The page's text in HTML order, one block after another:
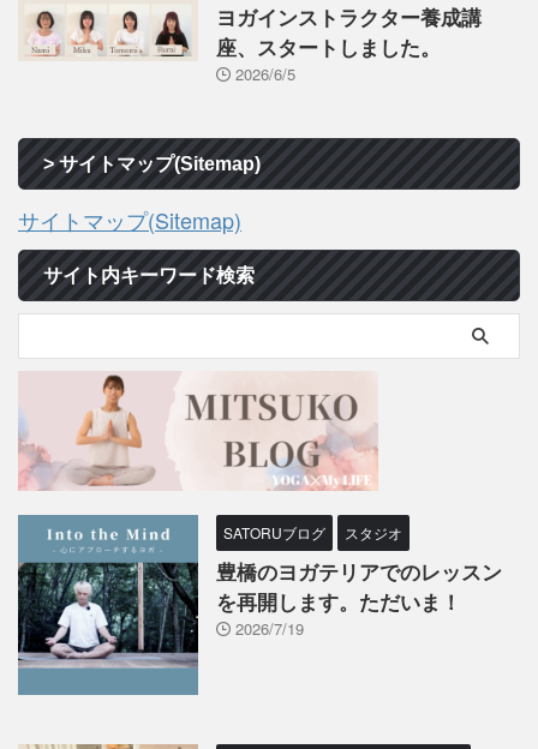
ヨガインストラクター養成講
座、スタートしました。
2026/6/5
> サイトマップ(Sitemap)
サイトマップ(Sitemap)
サイト内キーワード検索
SATORUブログ スタジオ
豊橋のヨガテリアでのレッスン
を再開します。ただいま！
2026/7/19